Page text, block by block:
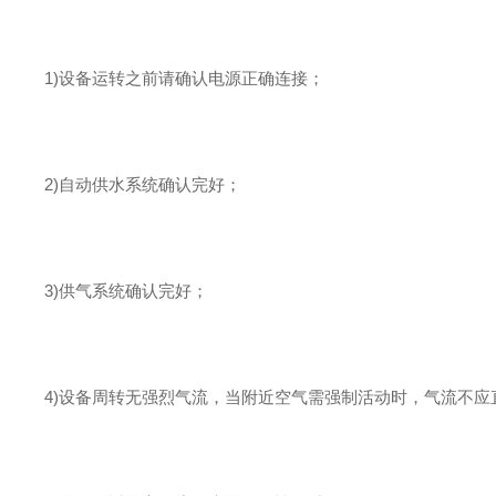
1)设备运转之前请确认电源正确连接；
2)自动供水系统确认完好；
3)供气系统确认完好；
4)设备周转无强烈气流，当附近空气需强制活动时，气流不应